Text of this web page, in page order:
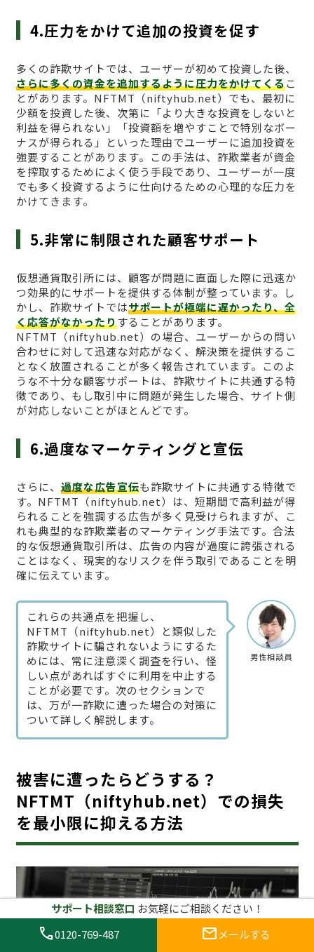
4.圧力をかけて追加の投資を促す
多くの詐欺サイトでは、ユーザーが初めて投資した後、
さらに多くの資金を追加するように圧力をかけてくるこ
とがあります。NFTMT（niftyhub.net）でも、最初に
少額を投資した後、次第に「より大きな投資をしないと
利益を得られない」「投資額を増やすことで特別なボー
ナスが得られる」といった理由でユーザーに追加投資を
強要することがあります。この手法は、詐欺業者が資金
を搾取するためによく使う手段であり、ユーザーが一度
でも多く投資するように仕向けるための心理的な圧力を
かけてきます。
5.非常に制限された顧客サポート
仮想通貨取引所には、顧客が問題に直面した際に迅速か
つ効果的にサポートを提供する体制が整っています。し
かし、詐欺サイトではサポートが極端に遅かったり、全
く応答がなかったりすることがあります。
NFTMT（niftyhub.net）の場合、ユーザーからの問い
合わせに対して迅速な対応がなく、解決策を提供するこ
となく放置されることが多く報告されています。このよ
うな不十分な顧客サポートは、詐欺サイトに共通する特
徴であり、もし取引中に問題が発生した場合、サイト側
が対応しないことがほとんどです。
6.過度なマーケティングと宣伝
さらに、 過度な広告宣伝も詐欺サイトに共通する特徴で
す。NFTMT（niftyhub.net）は、短期間で高利益が得
られることを強調する広告が多く見受けられますが、こ
れも典型的な詐欺業者のマーケティング手法です。合法
的な仮想通貨取引所は、広告の内容が過度に誇張される
ことはなく、現実的なリスクを伴う取引であることを明
確に伝えています。
男性相談員
これらの共通点を把握し、
NFTMT（niftyhub.net）と類似した
詐欺サイトに騙されないようにするた
めには、常に注意深く調査を行い、怪
しい点があればすぐに利用を中止する
ことが必要です。次のセクションで
は、万が一詐欺に遭った場合の対策に
ついて詳しく解説します。
被害に遭ったらどうする？
NFTMT（niftyhub.net）での損失
を最小限に抑える方法
サポート相談窓口 お気軽にご相談ください！
call0120-769-487 mail メールする